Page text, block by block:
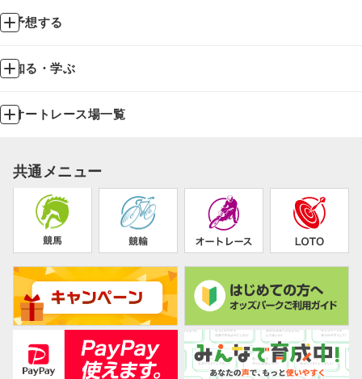
予想する
知る・学ぶ
オートレース場一覧
共通メニュー